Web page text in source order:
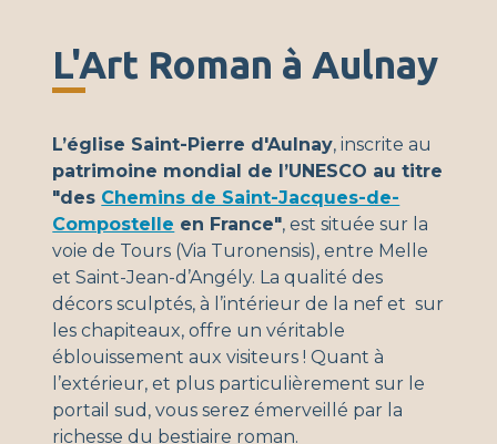
L'Art Roman à Aulnay
L’église Saint-Pierre d'Aulnay, inscrite au
patrimoine mondial de l’UNESCO au titre
"des Chemins de Saint-Jacques-de-
Compostelle en France", est située sur la
voie de Tours (Via Turonensis), entre Melle
et Saint-Jean-d’Angély. La qualité des
décors sculptés, à l’intérieur de la nef et sur
les chapiteaux, offre un véritable
éblouissement aux visiteurs ! Quant à
l’extérieur, et plus particulièrement sur le
portail sud, vous serez émerveillé par la
richesse du bestiaire roman.